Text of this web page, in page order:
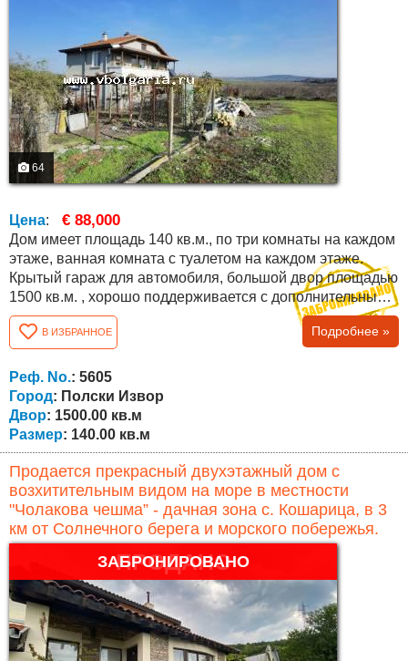
64
Цена: € 88,000
Дом имеет площадь 140 кв.м., по три комнаты на каждом
этаже, ванная комната с туалетом на каждом этаже.
Крытый гараж для автомобиля, большой двор площадью
1500 кв.м. , хорошо поддерживается с дополнительными
постройками и зондом . Здание было построено около 25
лет назад, имеются бетонные плиты между этажами,
недавно построена крыша, новые оконные рамы,
дровяная печь и радиаторы и прочее, но нуждается в
модернизации и косметическом...
В ИЗБРАННОЕ Подробнее »
Реф. No.: 5605
Город: Полски Извор
Двор: 1500.00 кв.м
Размер: 140.00 кв.м
Продается прекрасный двухэтажный дом с
возхитительным видом на море в местности
"Чолакова чешма” - дачная зона с. Кошарица, в 3
км от Солнечного берега и морского побережья.
ПРОДАНО
ЗАБРОНИРОВАНО